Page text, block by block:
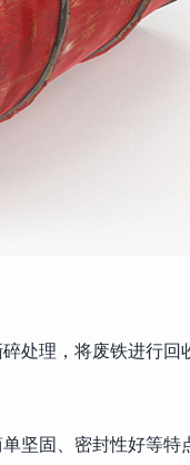
处理，将废铁进行回
坚固、密封性好等特